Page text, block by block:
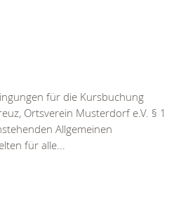
für die Kursbuchung
Ortsverein Musterdorf e.V. § 1
Allgemeinen
für alle...